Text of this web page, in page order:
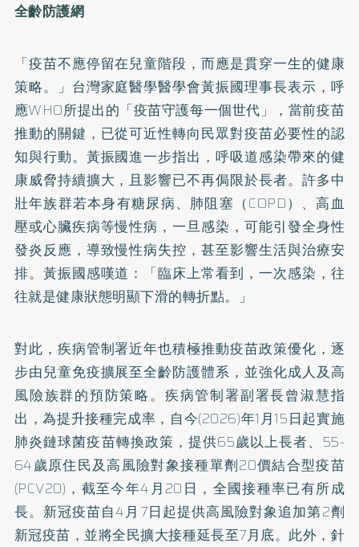
全齡防護網
「疫苗不應停留在兒童階段，而應是貫穿一生的健康
策略。」台灣家庭醫學醫學會黃振國理事長表示，呼
應WHO所提出的「疫苗守護每一個世代」，當前疫苗
推動的關鍵，已從可近性轉向民眾對疫苗必要性的認
知與行動。黃振國進一步指出，呼吸道感染帶來的健
康威脅持續擴大，且影響已不再侷限於長者。許多中
壯年族群若本身有糖尿病、肺阻塞（COPD）、高血
壓或心臟疾病等慢性病，一旦感染，可能引發全身性
發炎反應，導致慢性病失控，甚至影響生活與治療安
排。黃振國感嘆道：「臨床上常看到，一次感染，往
往就是健康狀態明顯下滑的轉折點。」
對此，疾病管制署近年也積極推動疫苗政策優化，逐
步由兒童免疫擴展至全齡防護體系，並強化成人及高
風險族群的預防策略。疾病管制署副署長曾淑慧指
出，為提升接種完成率，自今(2026)年1月15日起實施
肺炎鏈球菌疫苗轉換政策，提供65歲以上長者、55-
64歲原住民及高風險對象接種單劑20價結合型疫苗
(PCV20)，截至今年4月20日，全國接種率已有所成
長。新冠疫苗自4月7日起提供高風險對象追加第2劑
新冠疫苗，並將全民擴大接種延長至7月底。此外，針